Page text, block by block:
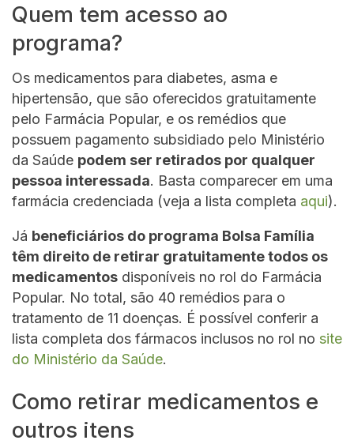
Quem tem acesso ao
programa?
Os medicamentos para diabetes, asma e
hipertensão, que são oferecidos gratuitamente
pelo Farmácia Popular, e os remédios que
possuem pagamento subsidiado pelo Ministério
da Saúde podem ser retirados por qualquer
pessoa interessada. Basta comparecer em uma
farmácia credenciada (veja a lista completa aqui).
Já beneficiários do programa Bolsa Família
têm direito de retirar gratuitamente todos os
medicamentos disponíveis no rol do Farmácia
Popular. No total, são 40 remédios para o
tratamento de 11 doenças. É possível conferir a
lista completa dos fármacos inclusos no rol no site
do Ministério da Saúde.
Como retirar medicamentos e
outros itens